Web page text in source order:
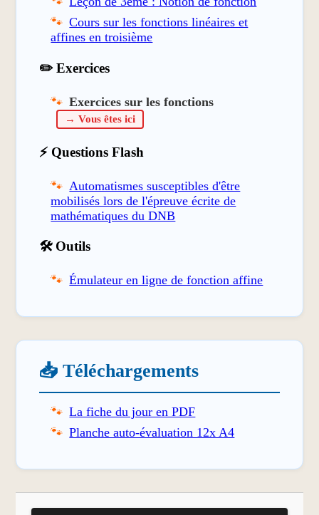
Cours sur les fonctions linéaires et
affines en troisième
✏️ Exercices
Exercices sur les fonctions
→ Vous êtes ici
⚡ Questions Flash
Automatismes susceptibles d'être
mobilisés lors de l'épreuve écrite de
mathématiques du DNB
🛠️ Outils
Émulateur en ligne de fonction affine
📥 Téléchargements
La fiche du jour en PDF
Planche auto-évaluation 12x A4